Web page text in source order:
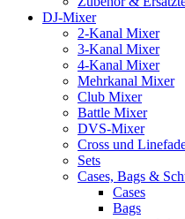
DJ-Mixer
2-Kanal Mixer
3-Kanal Mixer
4-Kanal Mixer
Mehrkanal Mixer
Club Mixer
Battle Mixer
DVS-Mixer
Cross und
Sets
Cases, Bags &
Cases
Bags